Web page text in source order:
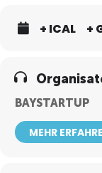
durch
+ ICAL +
BAYSTARTUP
MEHR